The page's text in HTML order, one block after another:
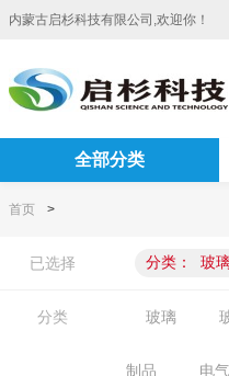
内蒙古启杉科技有限公司,欢迎你！
全部分类
首页 >
已选择 分类： 玻
分类 玻璃
制品 电